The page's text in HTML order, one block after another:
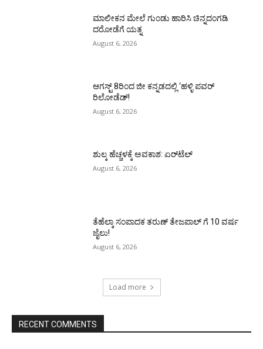
ಮಾಲೀಕನ ಮೇಲೆ ಗುಂಡು ಹಾರಿಸಿ ಚಿನ್ನದಂಗಡಿ
ದರೋಡೆಗೆ ಯತ್ನ
August 6, 2026
ಆಗಸ್ಟ್ 8ರಿಂದ ಜೀ ಕನ್ನಡದಲ್ಲಿ ‘ಹಳ್ಳಿ ಪವರ್
ರಿಲೋಡೆಡ್!
August 6, 2026
ಶುಲ್ಕ ಹೆಚ್ಚಳಕ್ಕೆ ಅವಕಾಶ: ಏರ್‌ಟೆಲ್
August 6, 2026
ತೆಹೆಲ್ಕಾ ಸಂಪಾದಕ ತರುಣ್ ತೇಜಪಾಲ್ ಗೆ 10 ವರ್ಷ
ಜೈಲು!
August 6, 2026
Load more
RECENT COMMENTS